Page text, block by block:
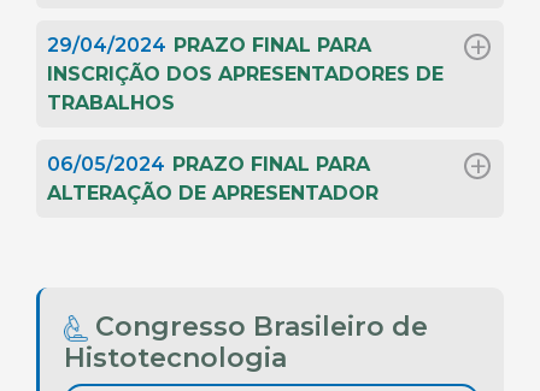
29/04/2024 PRAZO FINAL PARA
INSCRIÇÃO DOS APRESENTADORES DE
TRABALHOS
06/05/2024 PRAZO FINAL PARA
ALTERAÇÃO DE APRESENTADOR
Congresso Brasileiro de
Histotecnologia